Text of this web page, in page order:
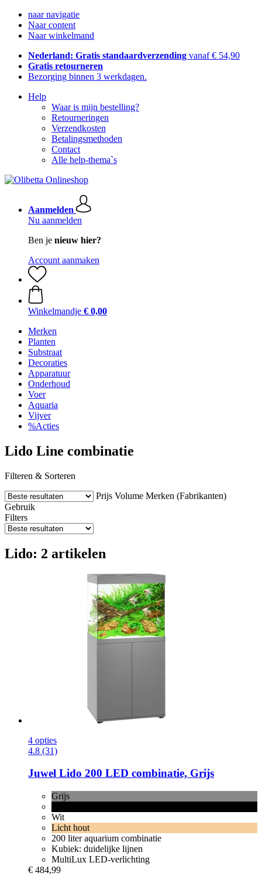
naar navigatie
Naar content
Naar winkelmand
Nederland: Gratis standaardverzending vanaf € 54,90
Gratis retourneren
Bezorging binnen 3 werkdagen.
Help
Waar is mijn bestelling?
Retourneringen
Verzendkosten
Betalingsmethoden
Contact
Alle help-thema`s
Aanmelden
Nu aanmelden
Ben je nieuw hier?
Account aanmaken
Winkelmandje € 0,00
Merken
Planten
Substraat
Decoraties
Apparatuur
Onderhoud
Voer
Aquaria
Vijver
%Acties
Lido Line combinatie
Filteren & Sorteren
Prijs Volume Merken (Fabrikanten)
Gebruik
Filters
Lido: 2 artikelen
4 opties
4.8 (31)
Juwel Lido 200 LED combinatie, Grijs
Grijs
Wit
Licht hout
200 liter aquarium combinatie
Kubiek: duidelijke lijnen
MultiLux LED-verlichting
€ 484,99